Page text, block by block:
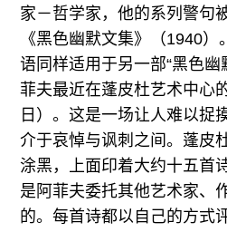
家－哲学家，他的系列警句
《黑色幽默文集》（1940
语同样适用于另一部“黑色
菲夫最近在蓬皮杜艺术中心
日）。这是一场让人难以捉
介于哀悼与讽刺之间。蓬皮
涂黑，上面印着大约十五首
是阿菲夫委托其他艺术家、
的。每首诗都以自己的方式